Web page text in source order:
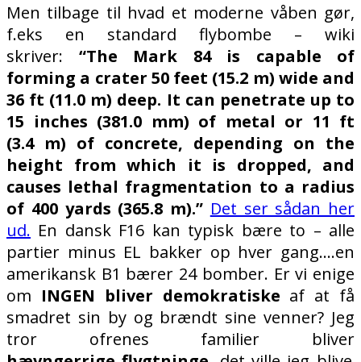
Men tilbage til hvad et moderne våben gør,
f.eks en standard flybombe – wiki
skriver: “The Mark 84 is capable of
forming a crater 50 feet (15.2 m) wide and
36 ft (11.0 m) deep. It can penetrate up to
15 inches (381.0 mm) of metal or 11 ft
(3.4 m) of concrete, depending on the
height from which it is dropped, and
causes lethal fragmentation to a radius
of 400 yards (365.8 m).” Det ser sådan her
ud. En dansk F16 kan typisk bære to – alle
partier minus EL bakker op hver gang….en
amerikansk B1 bærer 24 bomber. Er vi enige
om INGEN bliver demokratiske af at få
smadret sin by og brændt sine venner? Jeg
tror ofrenes familier bliver